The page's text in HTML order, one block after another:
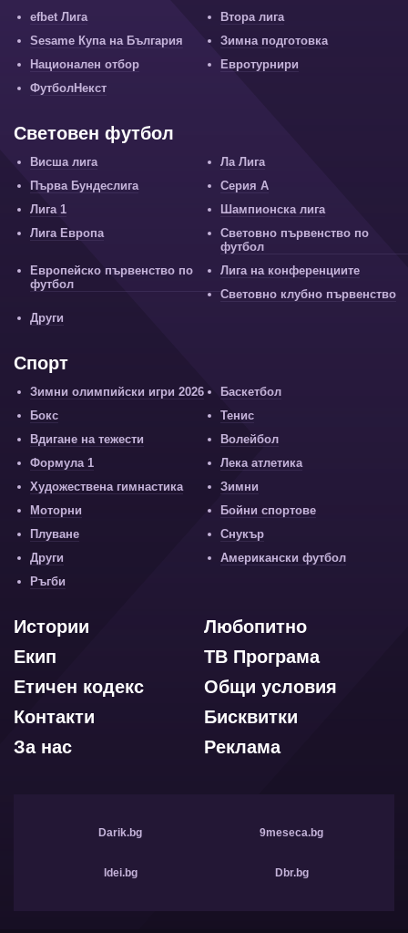
efbet Лига
Втора лига
Sesame Купа на България
Зимна подготовка
Национален отбор
Евротурнири
ФутболНекст
Световен футбол
Висша лига
Ла Лига
Първа Бундеслига
Серия А
Лига 1
Шампионска лига
Лига Европа
Световно първенство по
футбол
Европейско първенство по
футбол
Лига на конференциите
Световно клубно първенство
Други
Спорт
Зимни олимпийски игри 2026
Баскетбол
Бокс
Тенис
Вдигане на тежести
Волейбол
Формула 1
Лека атлетика
Художествена гимнастика
Зимни
Моторни
Бойни спортове
Плуване
Снукър
Други
Американски футбол
Ръгби
Любопитно
Истории
ТВ Програма
Екип
Общи условия
Етичен кодекс
Бисквитки
Контакти
Реклама
За нас
Darik.bg 9meseca.bg
Idei.bg Dbr.bg